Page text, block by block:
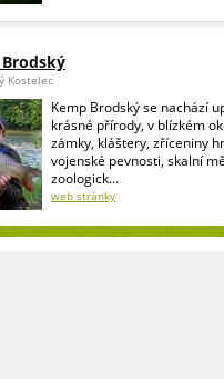
Kostelec
Kemp Brodský se nachází
krásné přírody, v blízkém
zámky, kláštery, zříceniny
vojenské pevnosti, skalní
zoologick...
web stránky